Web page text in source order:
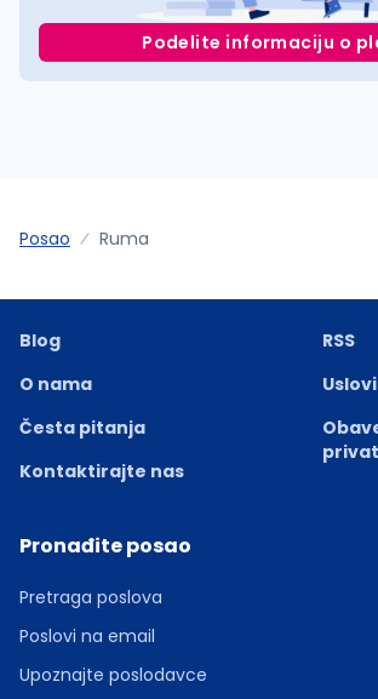
Podelite informaciju o
Posao Ruma
Blog
O nama
Česta pitanja
Kontaktirajte nas
RSS
Pronađite posao
Pretraga poslova
Poslovi na email
Upoznajte poslodavce